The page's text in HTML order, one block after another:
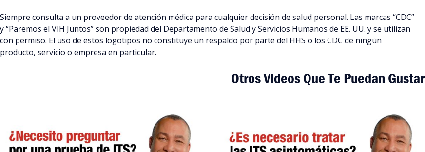
Siempre consulta a un proveedor de atención médica para cualquier decisión de salud personal. Las marcas “CDC”
y “Paremos el VIH Juntos” son propiedad del Departamento de Salud y Servicios Humanos de EE. UU. y se utilizan
con permiso. El uso de estos logotipos no constituye un respaldo por parte del HHS o los CDC de ningún
producto, servicio o empresa en particular.
Otros Videos Que Te Puedan Gustar